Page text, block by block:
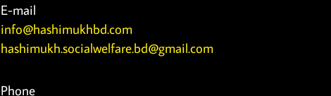
E-mail
info@hashimukhbd.com
hashimukh.socialwelfare.bd@gmail.com
Phone